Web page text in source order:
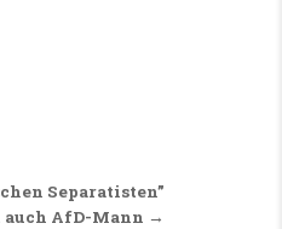
Separatisten”
AfD-Mann →